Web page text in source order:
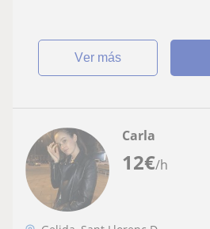
ver más
12€/h
Carla